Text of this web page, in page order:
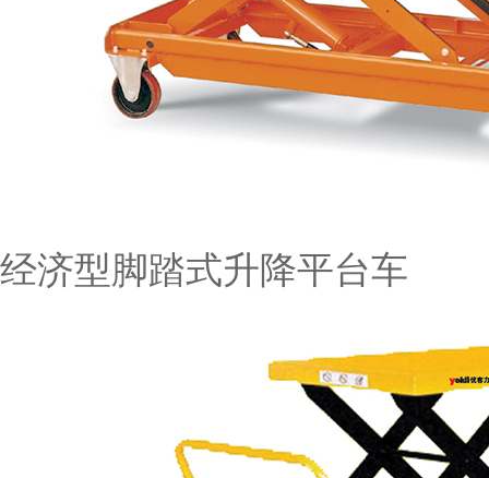
经济型脚踏式升降平台车